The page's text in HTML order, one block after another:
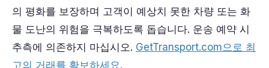
의 평화를 보장하며 고객이 예상치 못한 차량 또는 화
물 도난의 위험을 극복하도록 돕습니다. 운송 예약 시
추측에 의존하지 마십시오. GetTransport.com으로 최
고의 거래를 확보하세요.